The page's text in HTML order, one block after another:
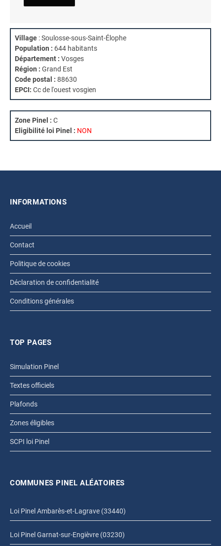
Village : Soulosse-sous-Saint-Élophe
Population : 644 habitants
Département : Vosges
Région : Grand Est
Code postal : 88630
EPCI: Cc de l'ouest vosgien
Zone Pinel : C
Eligibilité loi Pinel : NON
INFORMATIONS
Accueil
Contact
Politique de cookies
Déclaration de confidentialité
Conditions générales
TOP PAGES
Simulation Pinel
Textes officiels
Plafonds
Zones éligibles
SCPI loi Pinel
COMMUNES PINEL ALÉATOIRES
Loi Pinel Ambarès-et-Lagrave (33440)
Loi Pinel Garnat-sur-Engièvre (03230)